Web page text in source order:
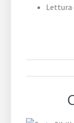
Lettura